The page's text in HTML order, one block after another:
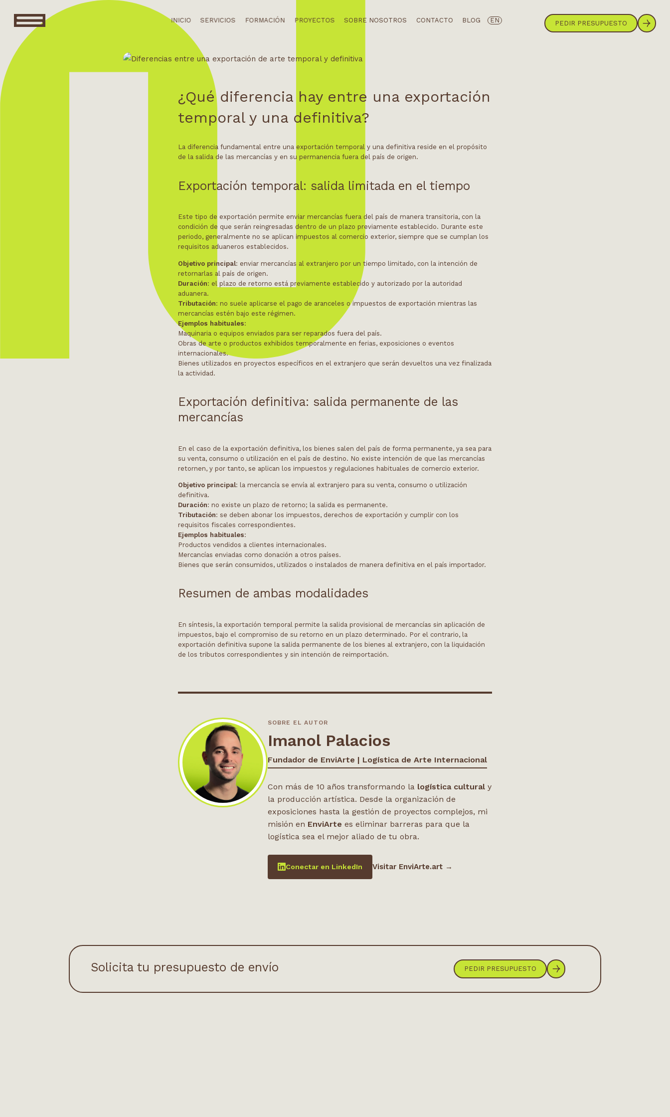
INICIO SERVICIOS FORMACIÓN PROYECTOS SOBRE NOSOTROS CONTACTO BLOG EN PEDIR PRESUPUESTO
¿Qué diferencia hay entre una exportación
temporal y una definitiva?
La diferencia fundamental entre una exportación temporal y una definitiva reside en el propósito
de la salida de las mercancías y en su permanencia fuera del país de origen.
Exportación temporal: salida limitada en el tiempo
Este tipo de exportación permite enviar mercancías fuera del país de manera transitoria, con la
condición de que serán reingresadas dentro de un plazo previamente establecido. Durante este
periodo, generalmente no se aplican impuestos al comercio exterior, siempre que se cumplan los
requisitos aduaneros establecidos.
Objetivo principal: enviar mercancías al extranjero por un tiempo limitado, con la intención de
retornarlas al país de origen.
Duración: el plazo de retorno está previamente establecido y autorizado por la autoridad
aduanera.
Tributación: no suele aplicarse el pago de aranceles o impuestos de exportación mientras las
mercancías estén bajo este régimen.
Ejemplos habituales:
Maquinaria o equipos enviados para ser reparados fuera del país.
Obras de arte o productos exhibidos temporalmente en ferias, exposiciones o eventos
internacionales.
Bienes utilizados en proyectos específicos en el extranjero que serán devueltos una vez finalizada
la actividad.
Exportación definitiva: salida permanente de las
mercancías
En el caso de la exportación definitiva, los bienes salen del país de forma permanente, ya sea para
su venta, consumo o utilización en el país de destino. No existe intención de que las mercancías
retornen, y por tanto, se aplican los impuestos y regulaciones habituales de comercio exterior.
Objetivo principal: la mercancía se envía al extranjero para su venta, consumo o utilización
definitiva.
Duración: no existe un plazo de retorno; la salida es permanente.
Tributación: se deben abonar los impuestos, derechos de exportación y cumplir con los
requisitos fiscales correspondientes.
Ejemplos habituales:
Productos vendidos a clientes internacionales.
Mercancías enviadas como donación a otros países.
Bienes que serán consumidos, utilizados o instalados de manera definitiva en el país importador.
Resumen de ambas modalidades
En síntesis, la exportación temporal permite la salida provisional de mercancías sin aplicación de
impuestos, bajo el compromiso de su retorno en un plazo determinado. Por el contrario, la
exportación definitiva supone la salida permanente de los bienes al extranjero, con la liquidación
de los tributos correspondientes y sin intención de reimportación.
SOBRE EL AUTOR
Imanol Palacios
Fundador de EnviArte | Logística de Arte Internacional
Con más de 10 años transformando la logística cultural y
la producción artística. Desde la organización de
exposiciones hasta la gestión de proyectos complejos, mi
misión en EnviArte es eliminar barreras para que la
logística sea el mejor aliado de tu obra.
Conectar en LinkedIn Visitar EnviArte.art →
Solicita tu presupuesto de envío PEDIR PRESUPUESTO